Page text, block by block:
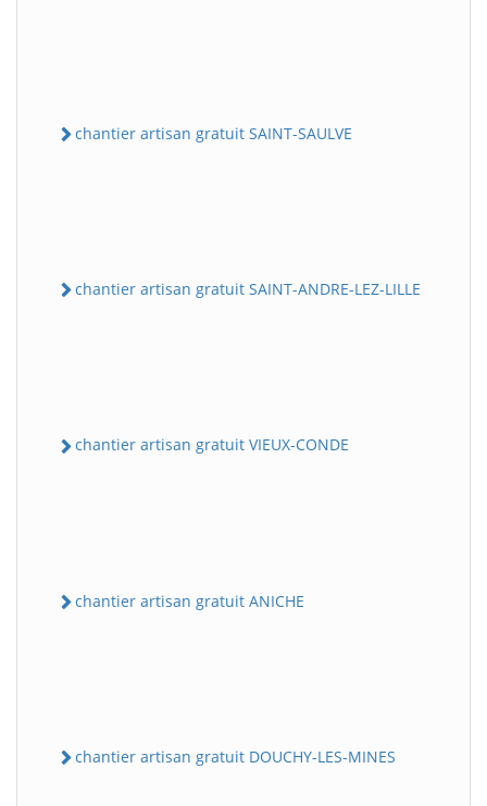
chantier artisan gratuit SAINT-SAULVE
chantier artisan gratuit SAINT-ANDRE-LEZ-LILLE
chantier artisan gratuit VIEUX-CONDE
chantier artisan gratuit ANICHE
chantier artisan gratuit DOUCHY-LES-MINES